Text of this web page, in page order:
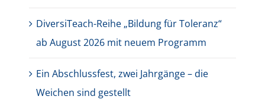
DiversiTeach-Reihe „Bildung für Toleranz“
ab August 2026 mit neuem Programm
Ein Abschlussfest, zwei Jahrgänge – die
Weichen sind gestellt